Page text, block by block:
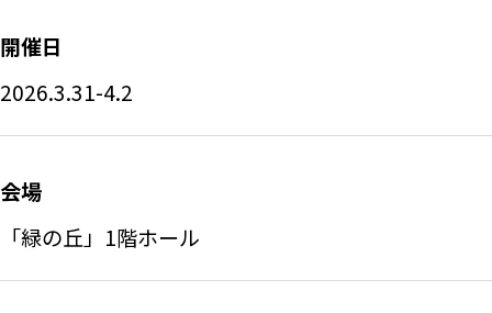
開催日
2026.3.31-4.2
会場
「緑の丘」1階ホール